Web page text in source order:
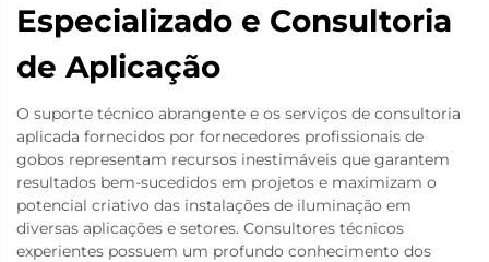
Especializado e Consultoria
de Aplicação
O suporte técnico abrangente e os serviços de consultoria
aplicada fornecidos por fornecedores profissionais de
gobos representam recursos inestimáveis que garantem
resultados bem-sucedidos em projetos e maximizam o
potencial criativo das instalações de iluminação em
diversas aplicações e setores. Consultores técnicos
experientes possuem um profundo conhecimento dos